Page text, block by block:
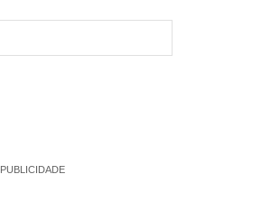
PUBLICIDADE